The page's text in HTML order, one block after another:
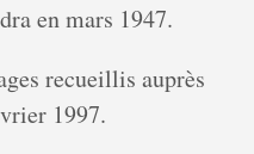
en mars 1947.
recueillis auprès
1997.